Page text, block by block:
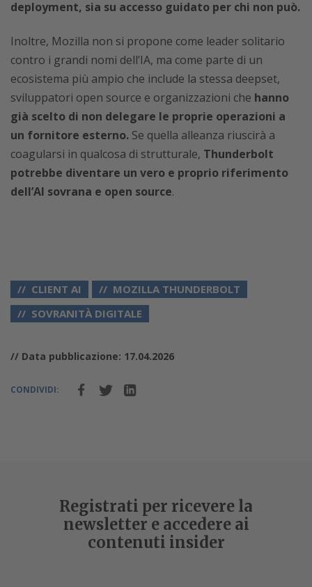
deployment, sia su accesso guidato per chi non può.
Inoltre, Mozilla non si propone come leader solitario
contro i grandi nomi dell’IA, ma come parte di un
ecosistema più ampio che include la stessa deepset,
sviluppatori open source e organizzazioni che hanno
già scelto di non delegare le proprie operazioni a
un fornitore esterno. Se quella alleanza riuscirà a
coagularsi in qualcosa di strutturale, Thunderbolt
potrebbe diventare un vero e proprio riferimento
dell’AI sovrana e open source.
CLIENT AI
MOZILLA THUNDERBOLT
SOVRANITÀ DIGITALE
// Data pubblicazione: 17.04.2026
CONDIVIDI:
Registrati per ricevere la
newsletter e accedere ai
contenuti insider